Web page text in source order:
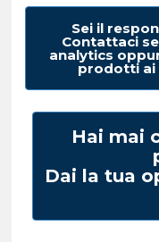
Sei il
Contattaci
analytics
prodotti ai
Hai mai
Dai la tua